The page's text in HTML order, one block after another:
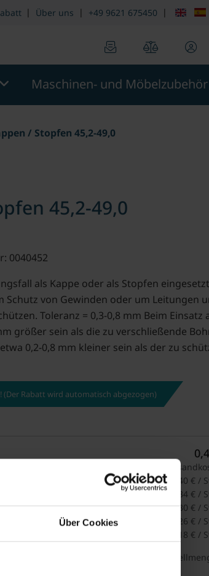
Über Cookies
| Über uns | +49 9621 675450 |
Maschinen- und Möbelzubehör
/ Stopfen 45,2-49,0
45,2-49,0
0040452
als Kappe oder als Stopfen eingesetzt
von Gewinden oder um Leitungen
Toleranz = 0,3-0,8 mm Beim Einsatz
größer sein als die zu verschließende
0,2-0,8 mm kleiner sein als der zu
(Der Rabatt wird automatisch abgezogen)
zzgl. MwSt. und
ab 50
0,40 € /
ab 100
0,34 € /
ab 200
0,30 € /
0,26 € /
0,18 € /